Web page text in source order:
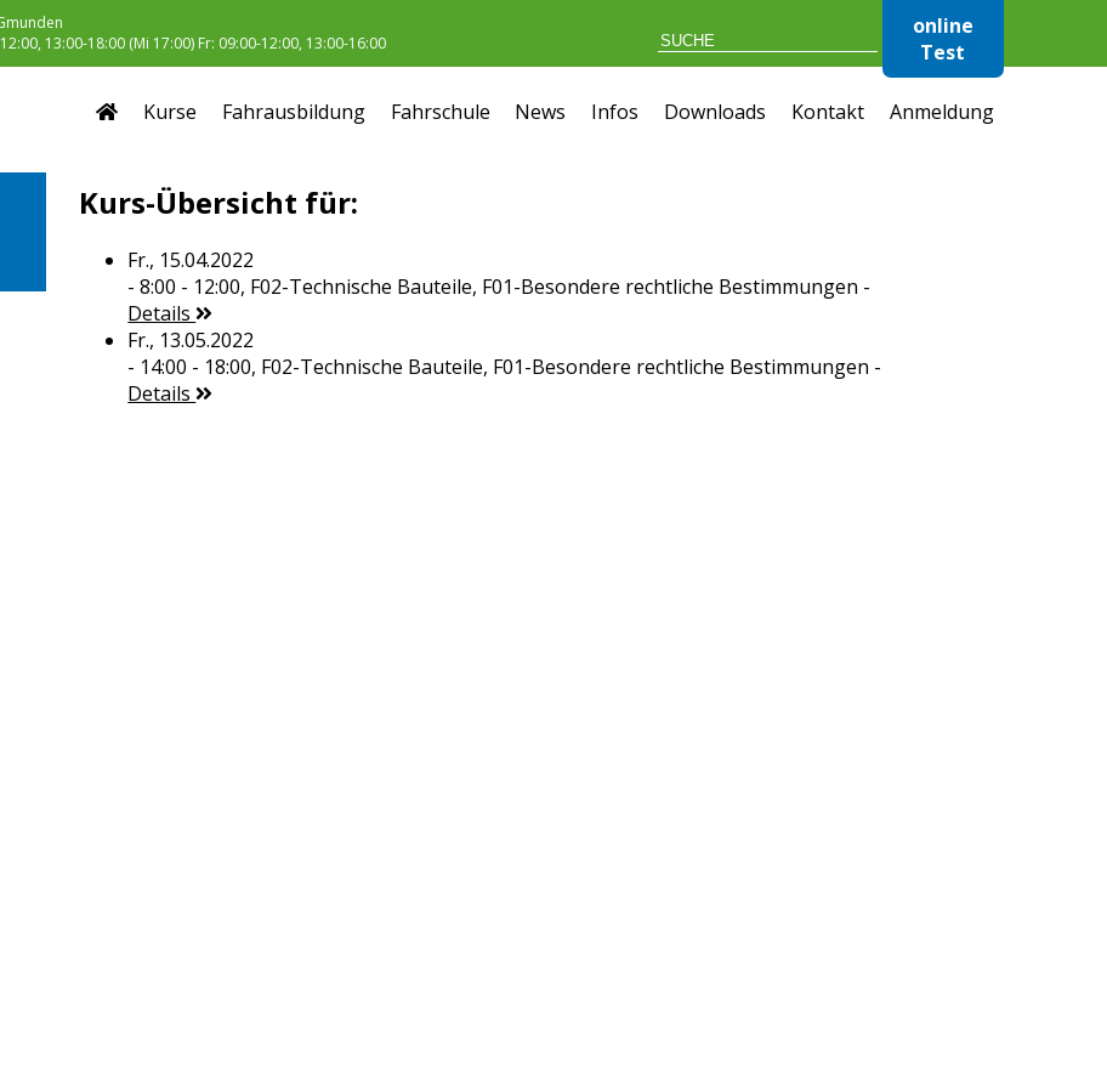
13:00-18:00 (Mi 17:00) Fr: 09:00-12:00, 13:00-16:00
online
Test
Kurse Fahrausbildung Fahrschule News Infos Downloads Kontakt Anmeldung
Kurs-Übersicht für:
Fr., 15.04.2022
- 8:00 - 12:00, F02-Technische Bauteile, F01-Besondere rechtliche Bestimmungen -
Details
Fr., 13.05.2022
- 14:00 - 18:00, F02-Technische Bauteile, F01-Besondere rechtliche Bestimmungen -
Details